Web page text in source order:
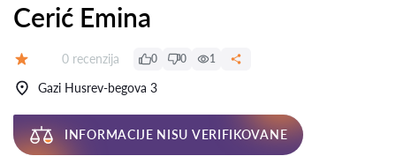
Cerić Emina
Recenzija:
0 recenzija 0 0 1
Gazi Husrev-begova 3
INFORMACIJE NISU VERIFIKOVANE